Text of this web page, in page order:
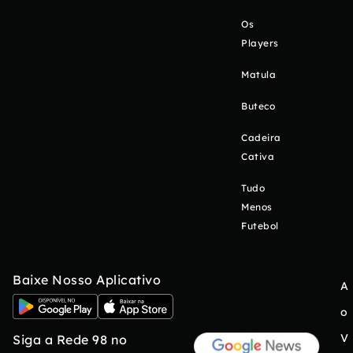
Os
Players
Matula
Buteco
Cadeira
Cativa
Tudo
Menos
Futebol
Baixe Nosso Aplicativo
Siga a Rede 98 no
A
o
V